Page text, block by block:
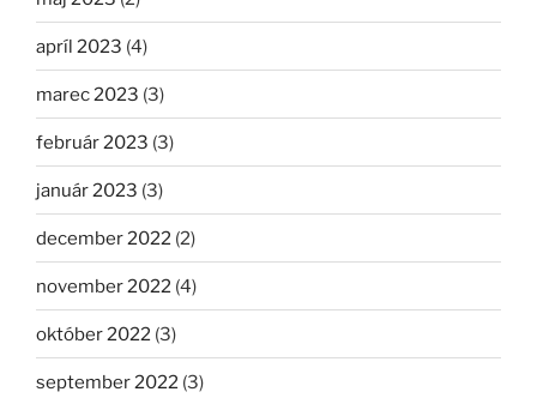
apríl 2023 (4)
marec 2023 (3)
február 2023 (3)
január 2023 (3)
december 2022 (2)
november 2022 (4)
október 2022 (3)
september 2022 (3)